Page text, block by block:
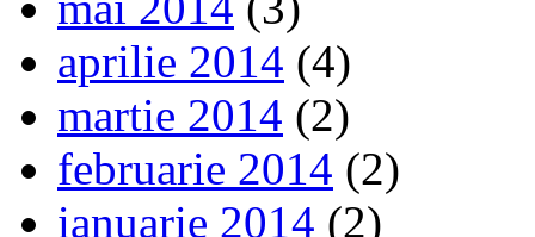
aprilie 2014 (4)
martie 2014 (2)
februarie 2014 (2)
ianuarie 2014 (2)